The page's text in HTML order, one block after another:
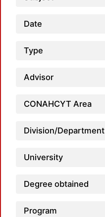
Date
Type
Advisor
CONAHCYT Area
Division/Department
University
Degree obtained
Program